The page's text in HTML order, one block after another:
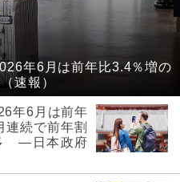
年6月は前年比3.4％増の
速報）
年6月は前年
連続で前年割
―日本政府